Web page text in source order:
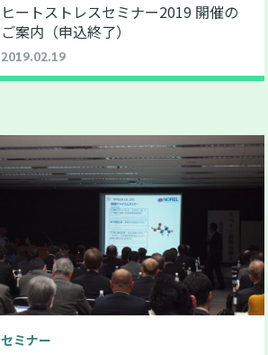
ヒートストレスセミナー2019 開催の
ご案内（申込終了）
2019.02.19
セミナー